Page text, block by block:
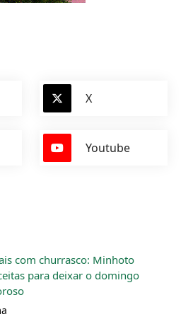
X
Youtube
com churrasco: Minhoto
para deixar o domingo